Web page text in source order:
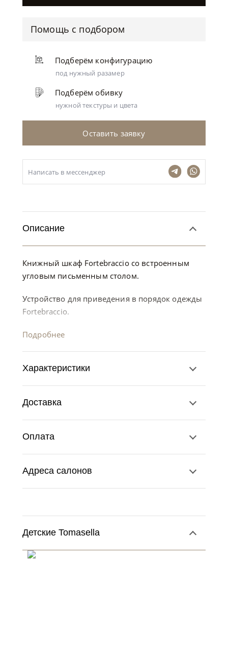
Помощь с подбором
Подберём конфигурацию
под нужный разамер
Подберём обивку
нужной текстуры и цвета
Оставить заявку
Написать в мессенджер
Описание
Книжный шкаф Fortebraccio со встроенным
угловым письменным столом.
Устройство для приведения в порядок одежды
Fortebraccio.
Подробнее
Характеристики
Доставка
Оплата
Адреса салонов
Детские Tomasella